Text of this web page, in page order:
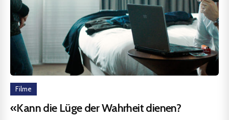
Filme
«Kann die Lüge der Wahrheit dienen?